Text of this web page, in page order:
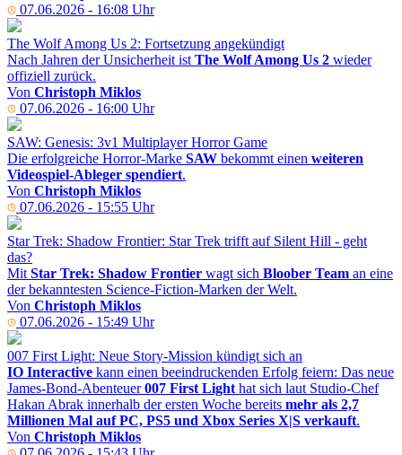
07.06.2026 - 16:08 Uhr
The Wolf Among Us 2: Fortsetzung angekündigt
Nach Jahren der Unsicherheit ist The Wolf Among Us 2 wieder
offiziell zurück.
Von Christoph Miklos
07.06.2026 - 16:00 Uhr
SAW: Genesis: 3v1 Multiplayer Horror Game
Die erfolgreiche Horror-Marke SAW bekommt einen weiteren
Videospiel-Ableger spendiert.
Von Christoph Miklos
07.06.2026 - 15:55 Uhr
Star Trek: Shadow Frontier: Star Trek trifft auf Silent Hill - geht
das?
Mit Star Trek: Shadow Frontier wagt sich Bloober Team an eine
der bekanntesten Science-Fiction-Marken der Welt.
Von Christoph Miklos
07.06.2026 - 15:49 Uhr
007 First Light: Neue Story-Mission kündigt sich an
IO Interactive kann einen beeindruckenden Erfolg feiern: Das neue
James-Bond-Abenteuer007 First Light hat sich laut Studio-Chef
Hakan Abrak innerhalb der ersten Woche bereits mehr als 2,7
Millionen Mal auf PC, PS5 und Xbox Series X|S verkauft.
Von Christoph Miklos